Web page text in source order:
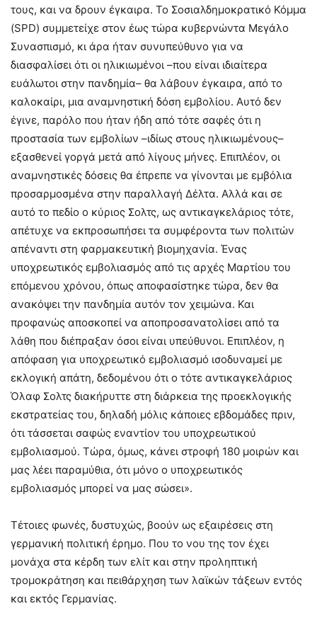
τους, και να δρουν έγκαιρα. Το Σοσιαλδημοκρατικό Κόμμα
(SPD) συμμετείχε στον έως τώρα κυβερνώντα Μεγάλο
Συνασπισμό, κι άρα ήταν συνυπεύθυνο για να
διασφαλίσει ότι οι ηλικιωμένοι –που είναι ιδιαίτερα
ευάλωτοι στην πανδημία– θα λάβουν έγκαιρα, από το
καλοκαίρι, μια αναμνηστική δόση εμβολίου. Αυτό δεν
έγινε, παρόλο που ήταν ήδη από τότε σαφές ότι η
προστασία των εμβολίων –ιδίως στους ηλικιωμένους–
εξασθενεί γοργά μετά από λίγους μήνες. Επιπλέον, οι
αναμνηστικές δόσεις θα έπρεπε να γίνονται με εμβόλια
προσαρμοσμένα στην παραλλαγή Δέλτα. Αλλά και σε
αυτό το πεδίο ο κύριος Σολτς, ως αντικαγκελάριος τότε,
απέτυχε να εκπροσωπήσει τα συμφέροντα των πολιτών
απέναντι στη φαρμακευτική βιομηχανία. Ένας
υποχρεωτικός εμβολιασμός από τις αρχές Μαρτίου του
επόμενου χρόνου, όπως αποφασίστηκε τώρα, δεν θα
ανακόψει την πανδημία αυτόν τον χειμώνα. Και
προφανώς αποσκοπεί να αποπροσανατολίσει από τα
λάθη που διέπραξαν όσοι είναι υπεύθυνοι. Επιπλέον, η
απόφαση για υποχρεωτικό εμβολιασμό ισοδυναμεί με
εκλογική απάτη, δεδομένου ότι ο τότε αντικαγκελάριος
Όλαφ Σολτς διακήρυττε στη διάρκεια της προεκλογικής
εκστρατείας του, δηλαδή μόλις κάποιες εβδομάδες πριν,
ότι τάσσεται σαφώς εναντίον του υποχρεωτικού
εμβολιασμού. Τώρα, όμως, κάνει στροφή 180 μοιρών και
μας λέει παραμύθια, ότι μόνο ο υποχρεωτικός
εμβολιασμός μπορεί να μας σώσει».
Τέτοιες φωνές, δυστυχώς, βοούν ως εξαιρέσεις στη
γερμανική πολιτική έρημο. Που το νου της τον έχει
μονάχα στα κέρδη των ελίτ και στην προληπτική
τρομοκράτηση και πειθάρχηση των λαϊκών τάξεων εντός
και εκτός Γερμανίας.